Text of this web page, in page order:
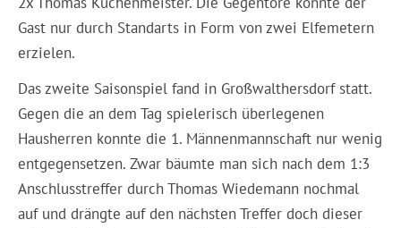
Gast nur durch Standarts in Form von zwei Elfemetern
erzielen.
Das zweite Saisonspiel fand in Großwalthersdorf statt.
Gegen die an dem Tag spielerisch überlegenen
Hausherren konnte die 1. Männenmannschaft nur wenig
entgegensetzen. Zwar bäumte man sich nach dem 1:3
Anschlusstreffer durch Thomas Wiedemann nochmal
auf und drängte auf den nächsten Treffer doch dieser